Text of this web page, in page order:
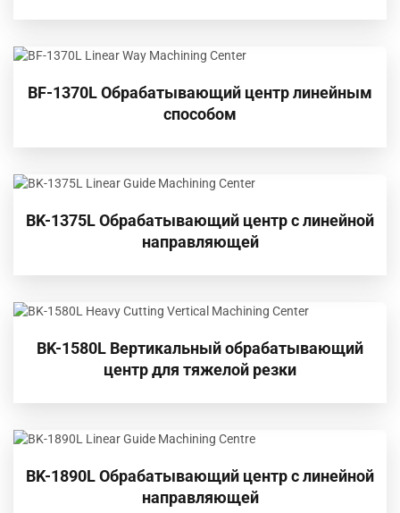
BF-1370L Обрабатывающий центр линейным
способом
BK-1375L Обрабатывающий центр с линейной
направляющей
BK-1580L Вертикальный обрабатывающий
центр для тяжелой резки
BK-1890L Обрабатывающий центр с линейной
направляющей